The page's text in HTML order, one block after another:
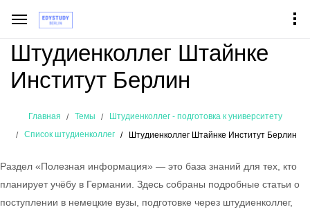
Штудиенколлег Штайнке
Институт Берлин
Главная Темы
Штудиенколлег - подготовка к университету
Список штудиенколлег
Штудиенколлег Штайнке Институт Берлин
Раздел «Полезная информация» — это база знаний для тех, кто
планирует учёбу в Германии. Здесь собраны подробные статьи о
поступлении в немецкие вузы, подготовке через штудиенколлег,